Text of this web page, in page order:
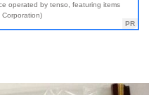
operated by tenso, featuring items
Corporation)